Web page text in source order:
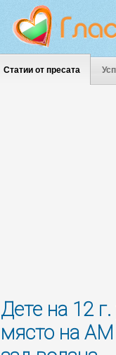
Статии от пресата
Дете на 12
място на АМ